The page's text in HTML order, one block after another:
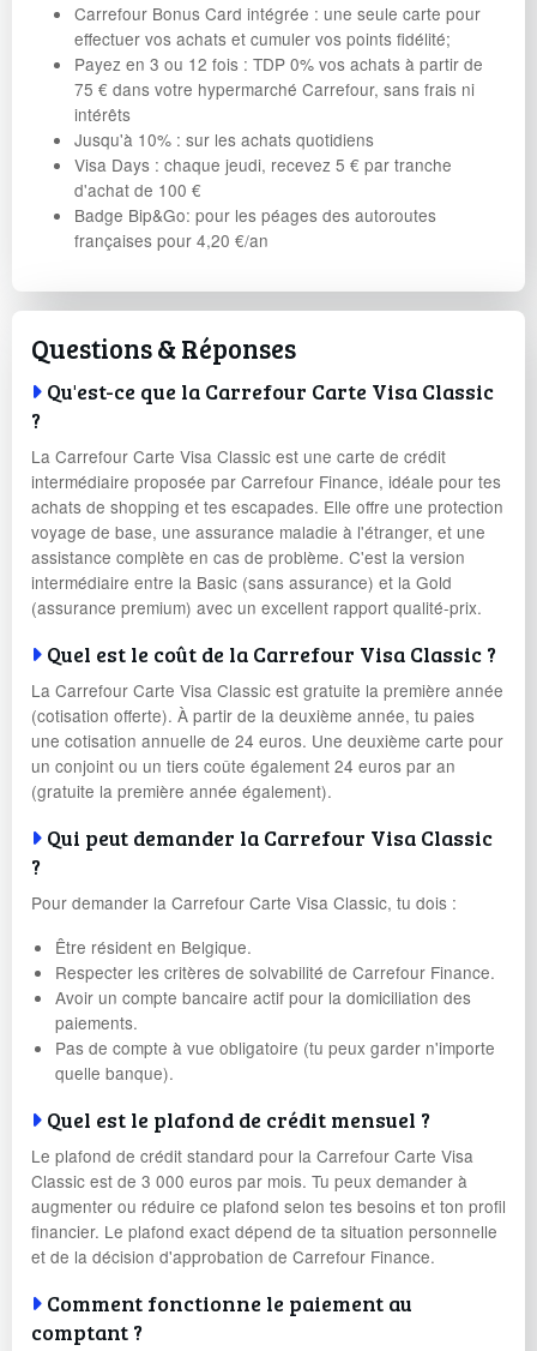
Carrefour Bonus Card intégrée : une seule carte pour
effectuer vos achats et cumuler vos points fidélité;
Payez en 3 ou 12 fois : TDP 0% vos achats à partir de
75 € dans votre hypermarché Carrefour, sans frais ni
intérêts
Jusqu'à 10% : sur les achats quotidiens
Visa Days : chaque jeudi, recevez 5 € par tranche
d'achat de 100 €
Badge Bip&Go: pour les péages des autoroutes
françaises pour 4,20 €/an
Questions & Réponses
Qu'est-ce que la Carrefour Carte Visa Classic
?
La Carrefour Carte Visa Classic est une carte de crédit
intermédiaire proposée par Carrefour Finance, idéale pour tes
achats de shopping et tes escapades. Elle offre une protection
voyage de base, une assurance maladie à l'étranger, et une
assistance complète en cas de problème. C'est la version
intermédiaire entre la Basic (sans assurance) et la Gold
(assurance premium) avec un excellent rapport qualité-prix.
Quel est le coût de la Carrefour Visa Classic ?
La Carrefour Carte Visa Classic est gratuite la première année
(cotisation offerte). À partir de la deuxième année, tu paies
une cotisation annuelle de 24 euros. Une deuxième carte pour
un conjoint ou un tiers coûte également 24 euros par an
(gratuite la première année également).
Qui peut demander la Carrefour Visa Classic
?
Pour demander la Carrefour Carte Visa Classic, tu dois :
Être résident en Belgique.
Respecter les critères de solvabilité de Carrefour Finance.
Avoir un compte bancaire actif pour la domiciliation des
paiements.
Pas de compte à vue obligatoire (tu peux garder n'importe
quelle banque).
Quel est le plafond de crédit mensuel ?
Le plafond de crédit standard pour la Carrefour Carte Visa
Classic est de 3 000 euros par mois. Tu peux demander à
augmenter ou réduire ce plafond selon tes besoins et ton profil
financier. Le plafond exact dépend de ta situation personnelle
et de la décision d'approbation de Carrefour Finance.
Comment fonctionne le paiement au
comptant ?